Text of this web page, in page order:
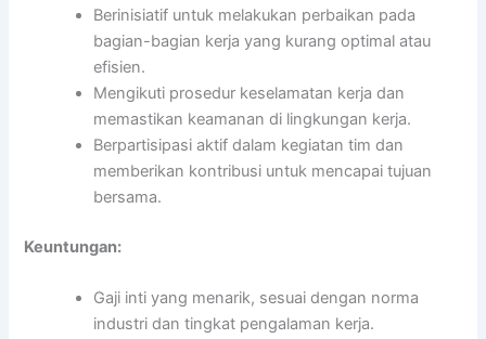
Berinisiatif untuk melakukan perbaikan pada
bagian-bagian kerja yang kurang optimal atau
efisien.
Mengikuti prosedur keselamatan kerja dan
memastikan keamanan di lingkungan kerja.
Berpartisipasi aktif dalam kegiatan tim dan
memberikan kontribusi untuk mencapai tujuan
bersama.
Keuntungan:
Gaji inti yang menarik, sesuai dengan norma
industri dan tingkat pengalaman kerja.